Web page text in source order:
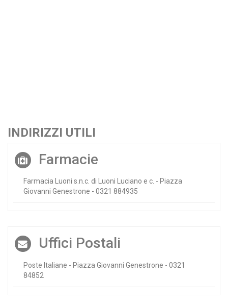
INDIRIZZI UTILI
Farmacie
Farmacia Luoni s.n.c. di Luoni Luciano e c. - Piazza
Giovanni Genestrone - 0321 884935
Uffici Postali
Poste Italiane - Piazza Giovanni Genestrone - 0321
84852